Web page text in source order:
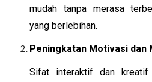
mudah tanpa merasa
yang berlebihan.
Peningkatan Motivasi dan
Sifat interaktif dan kreatif